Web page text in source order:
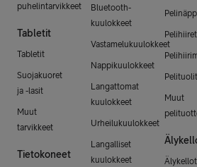
puhelintarvikkeet
Tabletit
Tabletit
Suojakuoret
ja -lasit
Muut
tarvikkeet
Tietokoneet
Bluetooth-
kuulokkeet
Vastamelukuulokkeet
Nappikuulokkeet
Langattomat
kuulokkeet
Urheilukuulokkeet
Langalliset
kuulokkeet
Pelihiiret
Pelituolit
Muut
Älykellot